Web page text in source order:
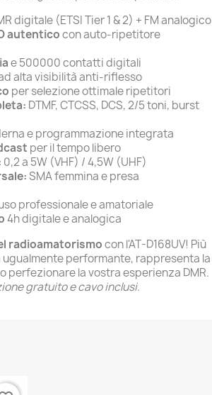
digitale (ETSI Tier 1 & 2) + FM analogico
autenticocon auto-ripetitore
e 500000 contatti digitali
alta visibilità anti-riflesso
per selezione ottimale ripetitori
DTMF, CTCSS, DCS, 2/5 toni, burst
e programmazione integrata
per il tempo libero
0,2 a 5W (VHF) / 4,5W (UHF)
SMA femmina e presa
professionale e amatoriale
4h digitale e analogica
radioamatorismocon l'AT-D168UV! Più
ugualmente performante, rappresenta la
perfezionare la vostra esperienza DMR.
gratuito e cavo inclusi.